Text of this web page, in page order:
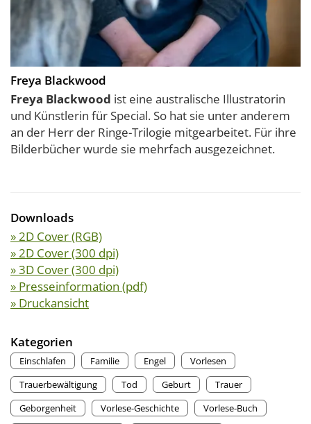
Freya Blackwood
Freya Blackwood ist eine australische Illustratorin
und Künstlerin für Special. So hat sie unter anderem
an der Herr der Ringe-Trilogie mitgearbeitet. Für ihre
Bilderbücher wurde sie mehrfach ausgezeichnet.
Downloads
» 2D Cover (RGB)
» 2D Cover (300 dpi)
» 3D Cover (300 dpi)
» Presseinformation (pdf)
» Druckansicht
Kategorien
Einschlafen Familie Engel
Vorlesen
Trauerbewältigung
Tod Geburt
Trauer
Geborgenheit
Vorlese-Geschichte
Vorlese-Buch